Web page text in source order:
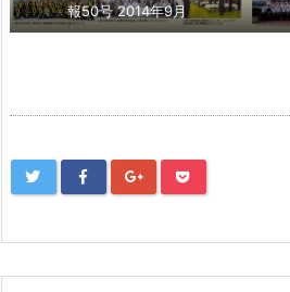
報50号 2014年9月